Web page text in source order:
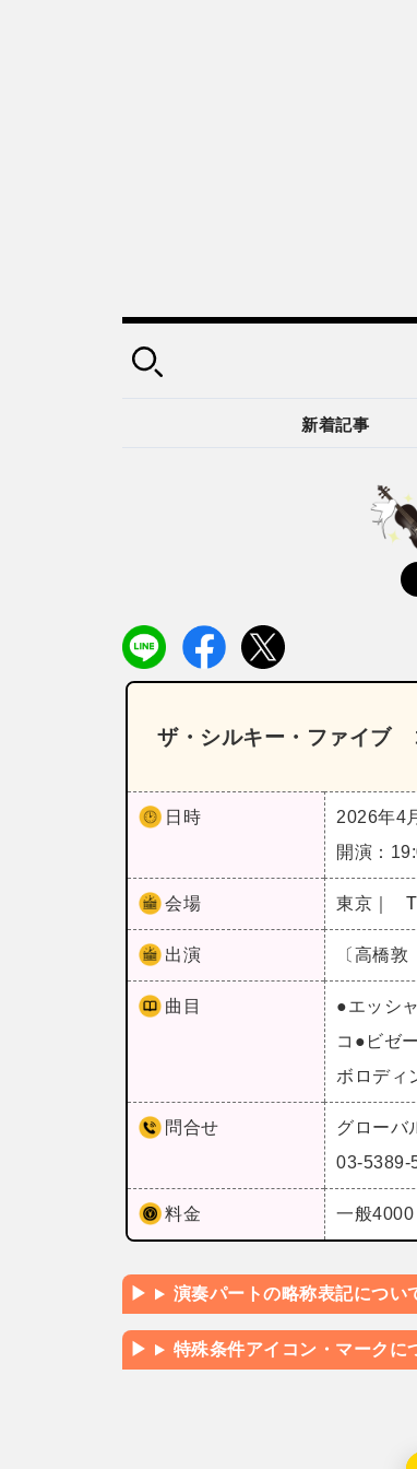
新着記事
ザ・シルキー・ファイブ
日時
2026年4
開演：
会場 東京｜
出演 〔高橋
曲目
●エッシ
コ●ビゼ
ボロディ
問合せ
グローバ
03-5389-
料金 一般
演奏パートの略称表記につい
特殊条件アイコン・マークに